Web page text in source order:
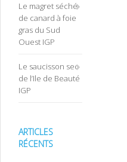
Le magret séché
de canard à foie
gras du Sud
Ouest IGP
Le saucisson sec
de l’Ile de Beauté
IGP
ARTICLES
RÉCENTS